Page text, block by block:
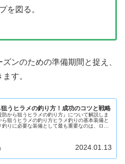
を図る。
ンのための準備期間と捉え、
す。
うヒラメの釣り方！成功のコツと戦略
防から狙うヒラメの釣り方』について解説しま
ら狙うヒラメの釣り方ヒラメ釣りの基本装備と
釣りに必要な装備として最も重要なのは、ロッ
2024.01.13